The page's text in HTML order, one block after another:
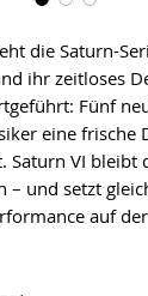
die Saturn-
ihr zeitloses
Fünf
eine frische
Saturn VI bleibt
und setzt
auf